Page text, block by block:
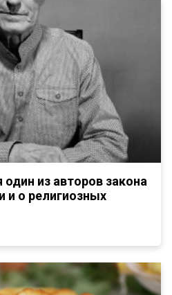
один из авторов закона
и о религиозных